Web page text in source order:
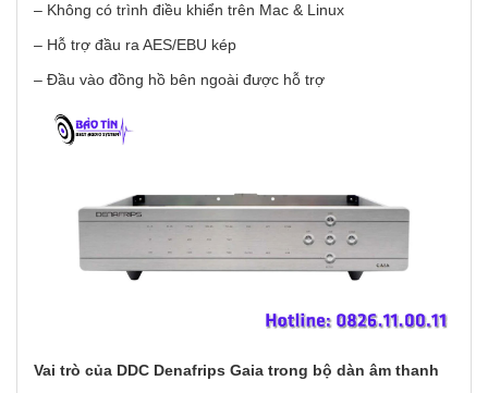
– Không có trình điều khiển trên Mac & Linux
– Hỗ trợ đầu ra AES/EBU kép
– Đầu vào đồng hồ bên ngoài được hỗ trợ
Vai trò của DDC Denafrips Gaia trong bộ dàn âm thanh